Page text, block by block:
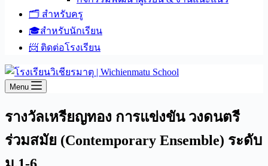
🗂️ สำหรับครู
🎓สำหรับนักเรียน
📨 ติดต่อโรงเรียน
Menu
รางวัลเหรียญทอง การแข่งขัน วงดนตรี
ร่วมสมัย (Contemporary Ensemble) ระดับ